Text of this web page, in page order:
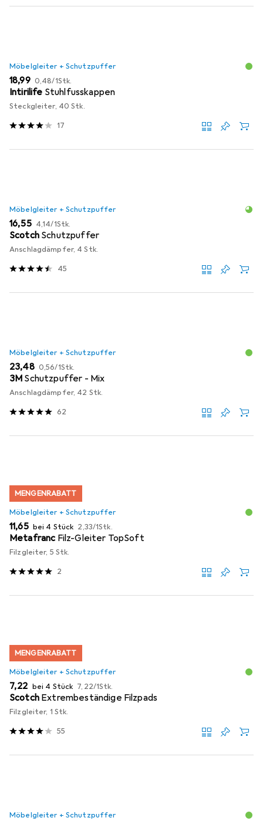
Möbelgleiter + Schutzpuffer
EUR
18,99 EUR
0,48/1Stk.
Intirilife Stuhlfusskappen
Steckgleiter, 40 Stk.
17
Möbelgleiter + Schutzpuffer
EUR
16,55 EUR
4,14/1Stk.
Scotch Schutzpuffer
Anschlagdämpfer, 4 Stk.
45
Möbelgleiter + Schutzpuffer
EUR
23,48 EUR
0,56/1Stk.
3M Schutzpuffer - Mix
Anschlagdämpfer, 42 Stk.
62
MENGENRABATT
Möbelgleiter + Schutzpuffer
EUR
11,65 bei 4 Stück EUR
2,33/1Stk.
Metafranc Filz-Gleiter TopSoft
Filzgleiter, 5 Stk.
2
MENGENRABATT
Möbelgleiter + Schutzpuffer
EUR
7,22 bei 4 Stück EUR
7,22/1Stk.
Scotch Extrembeständige Filzpads
Filzgleiter, 1 Stk.
55
Möbelgleiter + Schutzpuffer